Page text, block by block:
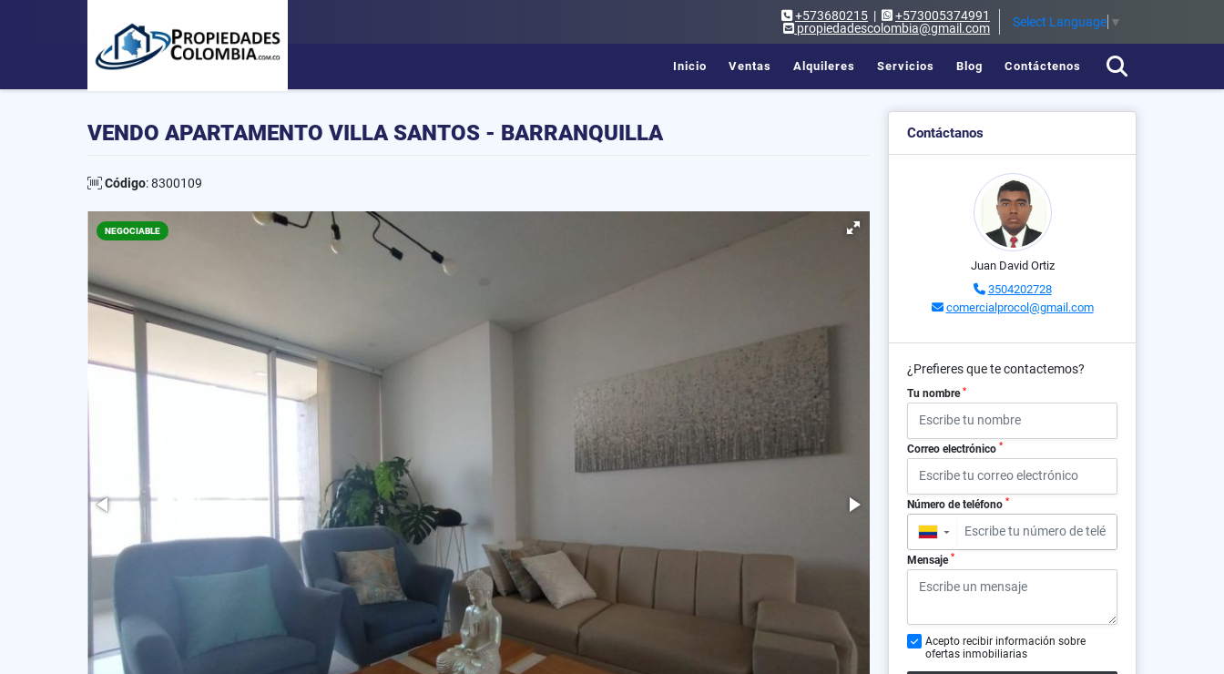
+573680215 |
+573005374991
propiedadescolombia@gmail.com
Select Language ▼
Inicio Ventas Alquileres Servicios Blog Contáctenos
VENDO APARTAMENTO VILLA SANTOS - BARRANQUILLA
Código: 8300109
NEGOCIABLE
Contáctanos
Juan David Ortiz
3504202728
comercialprocol@gmail.com
¿Prefieres que te contactemos?
Tu nombre *
Correo electrónico *
Número de teléfono *
▼
Mensaje *
Acepto recibir información sobre
ofertas inmobiliarias